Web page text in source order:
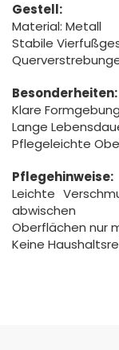
Gestell:
Material: Metall
Stabile
Besonderheiten:
Klare Formgebung
Lange
Pflegeleichte
Pflegehinweise:
Leichte
abwischen
Oberflächen nur
Keine